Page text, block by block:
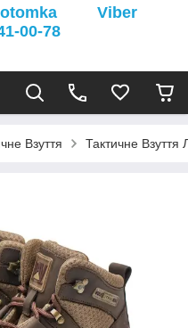
Kotomka Viber
00-78
Взуття Тактичне Взуття